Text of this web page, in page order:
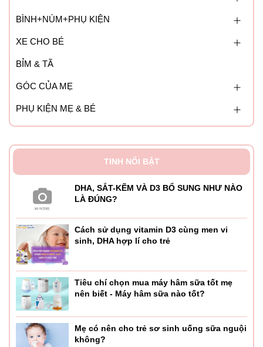
BÌNH+NÚM+PHỤ KIỆN
XE CHO BÉ
BỈM & TÃ
GÓC CỦA MẸ
PHỤ KIỆN MẸ & BÉ
TINH NỔI BẬT
DHA, SẮT-KẼM VÀ D3 BỔ SUNG NHƯ NÀO
LÀ ĐÚNG?
Cách sử dụng vitamin D3 cùng men vi
sinh, DHA hợp lí cho trẻ
Tiêu chí chọn mua máy hâm sữa tốt mẹ
nên biết - Máy hâm sữa nào tốt?
Mẹ có nên cho trẻ sơ sinh uống sữa nguội
không?